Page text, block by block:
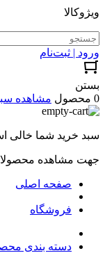
ویژوکالا
ورود | ثبت‌نام
بستن
0 محصول
مشاهده
سبد خرید شما خالی
جهت مشاهده
صفحه اصلی
فروشگاه
دسته بندی